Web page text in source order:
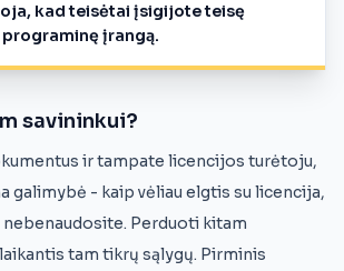
kad teisėtai įsigijote teisę
įrangą.
savininkui?
ir tampate licencijos turėtoju,
galimybė - kaip vėliau elgtis su licencija,
nebenaudosite. Perduoti kitam
tam tikrų sąlygų. Pirminis